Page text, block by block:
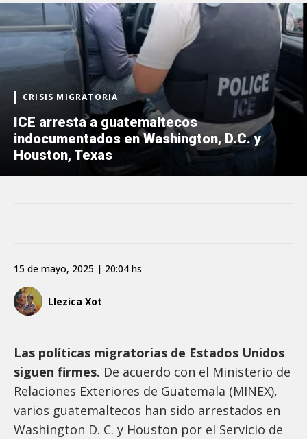
CRISIS MIGRATORIA
ICE arresta a guatemaltecos
indocumentados en Washington, D.C. y
Houston, Texas
Llezica Xot
15 de mayo, 2025 | 20:04 hs
Las políticas migratorias de Estados Unidos
siguen firmes. De acuerdo con el Ministerio de
Relaciones Exteriores de Guatemala (MINEX),
varios guatemaltecos han sido arrestados en
Washington D. C. y Houston por el Servicio de